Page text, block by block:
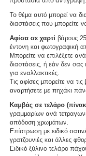
Το θέμα αυτό μπορεί να
διαστάσεις που μπορείτε
Αφίσα σε χαρτί βάρους
έντονη και φωτογραφική
Μπορείτε να επιλέξετε
διαστάσεις, ή εάν δεν σας
για εναλλακτικές.
Τις αφίσες μπορείτε να
αναρτήσετε με πηχάκι
Καμβάς σε τελάρο
γραμμαρίων ανά
απόδοση χρωμάτων.
Επίστρωση με ειδικό
γρατζουνιές και άλλες
Ειδικό ξύλινο τελάρο